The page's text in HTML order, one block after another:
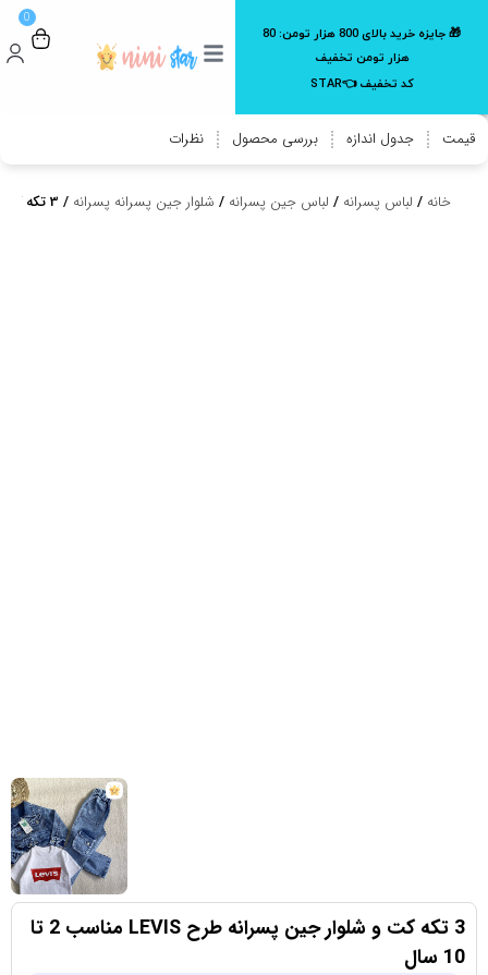
🎁 جایزه خرید بالای 800 هزار تومن:
80
هزار تومن تخفیف
کد تخفیف 👈STAR
0
قیمت جدول اندازه بررسی محصول نظرات
خانه / لباس پسرانه / لباس جین پسرانه / شلوار جین پسرانه پسرانه / 3 تکه کت و شلوار جین پسرانه طرح LEVIS مناسب 2 تا 10 سال
3 تکه کت و شلوار جین پسرانه طرح LEVIS مناسب 2 تا
10 سال